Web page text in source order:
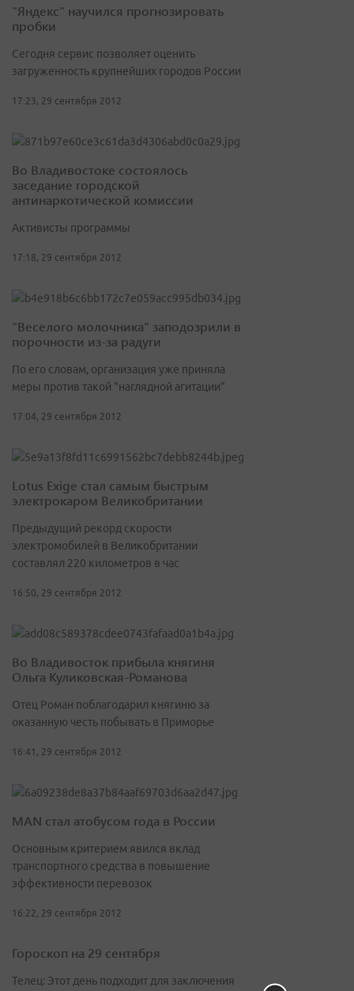
"Яндекс" научился прогнозировать
пробки
Сегодня сервис позволяет оценить
загруженность крупнейших городов России
17:23, 29 сентября 2012
Во Владивостоке состоялось
заседание городской
антинаркотической комиссии
Активисты программы
17:18, 29 сентября 2012
"Веселого молочника" заподозрили в
порочности из-за радуги
По его словам, организация уже приняла
меры против такой "наглядной агитации"
17:04, 29 сентября 2012
Lotus Exige стал самым быстрым
электрокаром Великобритании
Предыдущий рекорд скорости
электромобилей в Великобритании
составлял 220 километров в час
16:50, 29 сентября 2012
Во Владивосток прибыла княгиня
Ольга Куликовская-Романова
Отец Роман поблагодарил княгиню за
оказанную честь побывать в Приморье
16:41, 29 сентября 2012
MAN стал атобусом года в России
Основным критерием явился вклад
транспортного средства в повышение
эффективности перевозок
16:22, 29 сентября 2012
Гороскоп на 29 сентября
Телец: Этот день подходит для заключения